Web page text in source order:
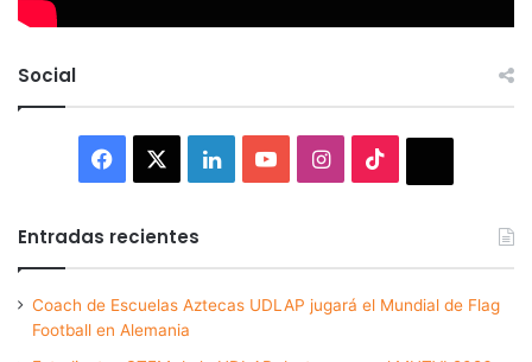
Social
Facebook LinkedInYouTubeInstagram
Entradas recientes
Coach de Escuelas Aztecas UDLAP jugará el Mundial de Flag
Football en Alemania